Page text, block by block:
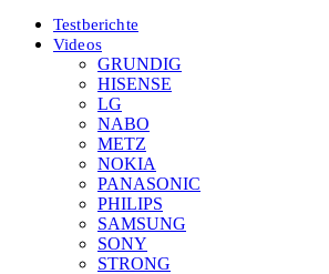
Testberichte
Videos
GRUNDIG
HISENSE
LG
NABO
METZ
NOKIA
PANASONIC
PHILIPS
SAMSUNG
SONY
STRONG